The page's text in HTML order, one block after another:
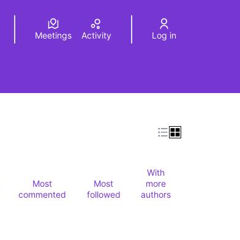
idiomaChoose language
Meetings Activity Log in
Most
commented
Most
followed
With
more
authors